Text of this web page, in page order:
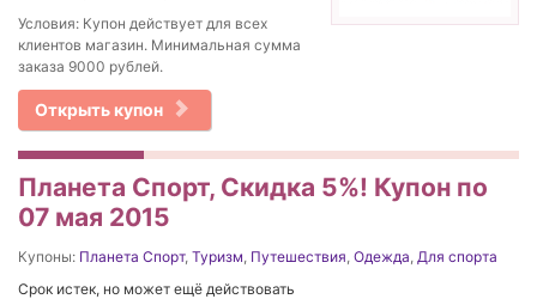
Условия: Купон действует для всех
клиентов магазин. Минимальная сумма
заказа 9000 рублей.
Открыть купон
Планета Спорт, Скидка 5%! Купон по
07 мая 2015
Купоны: Планета Спорт, Туризм Путешествия Одежда Для спорта
Срок истек, но может ещё действовать